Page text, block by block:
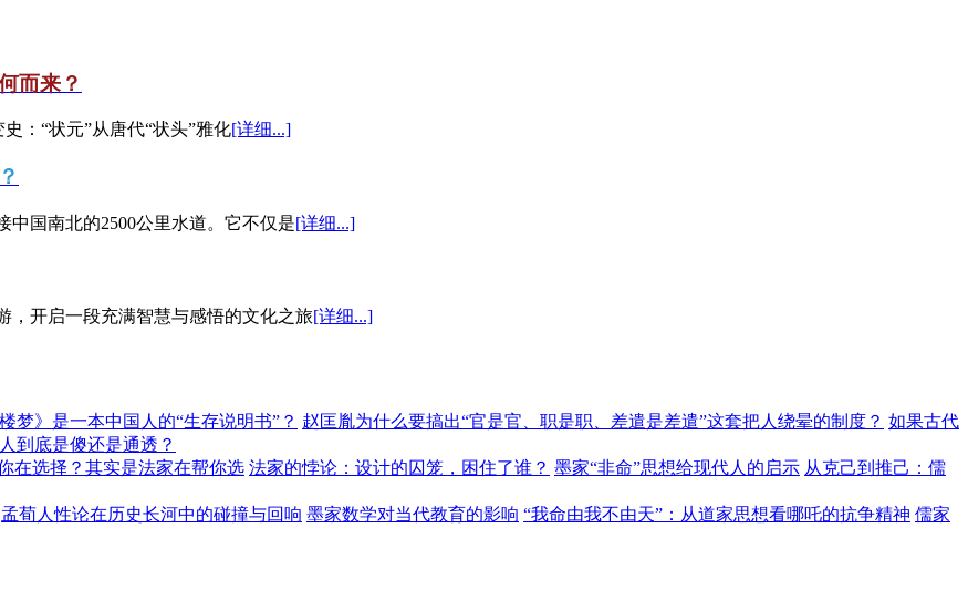
而来？
：“状元”从唐代“状头”雅化[详细...]
国南北的2500公里水道。它不仅是[详细...]
，开启一段充满智慧与感悟的文化之旅[详细...]
梦》是一本中国人的“生存说明书”？ 赵匡胤为什么要搞出“官是官、职是职、差遣是差遣”这套把人绕晕的制度？ 如果古代
到底是傻还是通透？
在选择？其实是法家在帮你选 法家的悖论：设计的囚笼，困住了谁？ 墨家“非命”思想给现代人的启示 从克己到推己：儒
孟荀人性论在历史长河中的碰撞与回响 墨家数学对当代教育的影响 “我命由我不由天”：从道家思想看哪吒的抗争精神 儒家